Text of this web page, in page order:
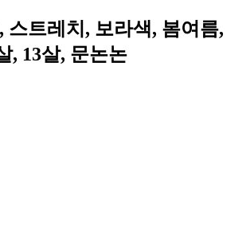
스트레치, 보라색, 봄여름,
, 13살, 문논논